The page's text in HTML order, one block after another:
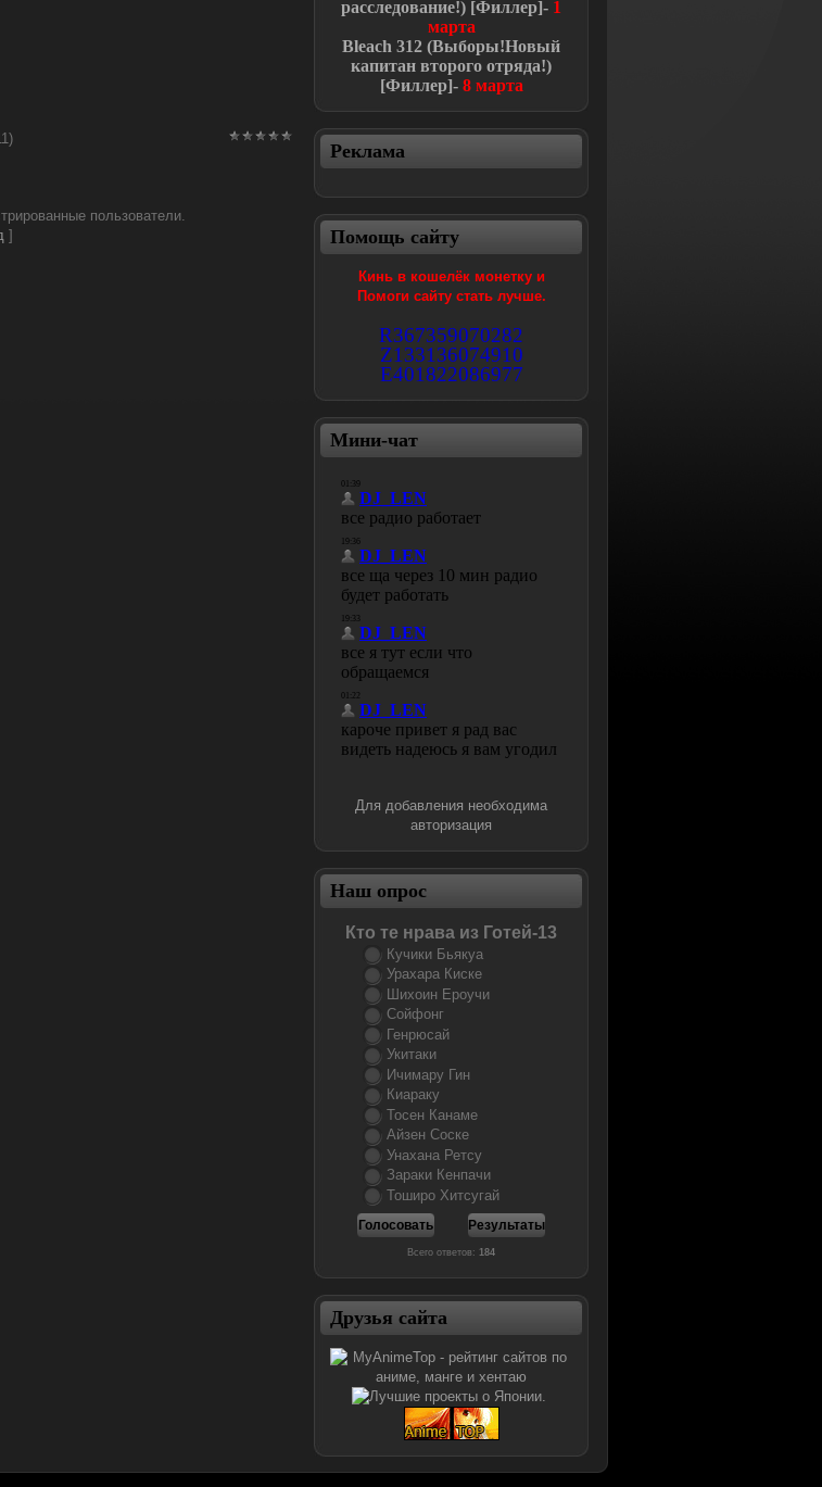
пользователи.
]
расследование!) [Филлер]- 1
марта
Bleach312 (Выборы!Новый
капитан второго отряда!)
[Филлер]-8 марта
Реклама
Помощь сайту
Кинь в кошелёк монетку и
Помоги сайту стать лучше.
R367359070282
Z133136074910
E401822086977
Мини-чат
Для добавления необходима
авторизация
Наш опрос
Кто те нрава из Готей-13
Кучики Бьякуа
Урахара Киске
Шихоин Ероучи
Сойфонг
Генрюсай
Укитаки
Ичимару Гин
Киараку
Тосен Канаме
Айзен Соске
Унахана Ретсу
Зараки Кенпачи
Тоширо Хитсугай
Всего ответов:184
Друзья сайта